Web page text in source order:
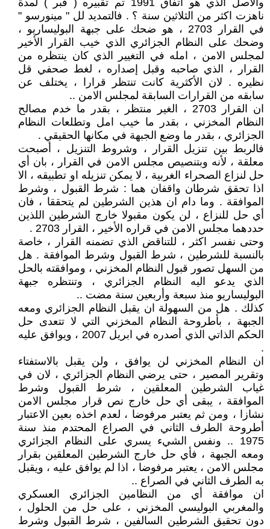
والاصل الذي هو اتفاق 1991 تم تقبيره ( قبر ) لمدة
ناهزت اكثر من الثلاثين سنة ؟ . فالتمديد لل " مينورسو "
في القرار 2703 ، هو ضحك على جبهة البوليساريو ،
وضحك على النظام الجزائري الذي خيب القرار الأخير
لمجلس الامن ، امله في التغيير الذي كان ينتظره من
القرار ، الذي صاحبه وقبل إصداره ، لغط صحفي قل
نظيره . لان الأكثرية كانت تنتظر قرارا ، يختلف عن
سابقه من القرارات السابقة لمجلس الامن ..
ان القرار 2703 ، الغير منتظر ، بقدر ما خدم مصالح
النظام المخزني ، بقدر ما خيب امل وتطلعات النظام
الجزائري ، بقدر ما وضع الجبهة في مكانها الحقيقي .
فالربط بين تنزيل القرار ، وشروط التنزيل ، أصبحت
معلقة ، لأنه وبتنصيص مجلس الامن في القرار ، بان أي
حل لنزاع الصحراء الغربية ، لا يمكن تنزيله او تطبيقه ، الا
اذا تحقق شرطان واقفان هما : شرط القبول ، وشرط
الموافقة . وما دام ان هذين الشرطين لم يتحققا ، فان
أي حل للنزاع ، لن يكون مقبولا خارج الشرطين اللذين
حددهما مجلس الامن في قراره الأخير ، القرار 2703 .
وحتى نفسر اكثر ، للتناقض الذي تضمنه القرار ، خاصة
بالنسبة للشرطين ، شرط القبول وشرط الموافقة . هل
من السهل تصور قبول النظام المخزني ، وموافقته بالحل
الذي يدعو اليه النظام الجزائري ، وتنتظره جبهة
البوليساريو منذ سبعة وأربعين سنة مضت ..
كذلك . هل من السهولة ان يقبل النظام الجزائري ومعه
الجبهة ، بأطروحة النظام المخزني التي لا تتعدى حل
الحكم الذاتي الذي أصدره في ابريل 2007 ، ويوافق عليه
.
ان النظام المخزني لن يوافق ، ولن يقبل بالاستفتاء
وتقرير المصير ، حتى يرضي النظام الجزائري ، لان في
غياب الشرطين المعلقين ، شرط القبول وشرط
الموافقة ، يبقى أي حل خارج نص قرار مجلس الامن
نشازا ، ومن ثم يعتبر مرفوضا ، لعدم اخذه بعين الاعتبار
أطروحة الطرف الثاني في الصراع المحتدم منذ سنة
1975 .. ونفس الشيء يسري على النظام الجزائري
ومعه الجبهة ، فأي حل خارج الشرطين المعلقين بقرار
مجلس الامن ، يعتبر مرفوضا ، اذا لم يوافق عليه ، ويقبل
به الطرف الثاني في الصراع ..
ان موافقة أي من النظامين الجزائري العسكري
والمغربي البوليسي المخزني ، على حل من الحلول ،
دون تحقيق الشرطين السالفين ، شرط القبول وشرط